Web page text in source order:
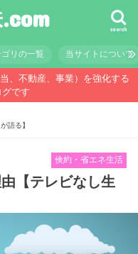
search
ゴリの一覧 当サイトについて
、不動産、事業）を強化する
です
語る】
倹約・省エネ生活
【テレビなし生